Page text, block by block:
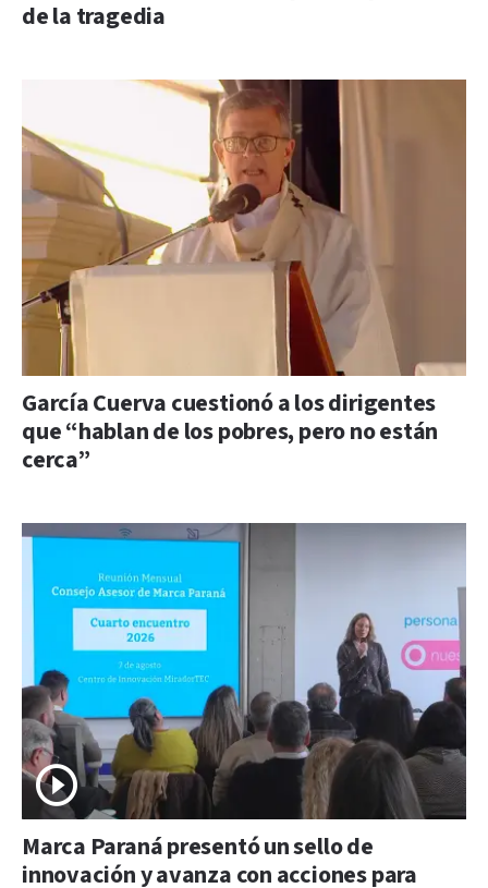
de la tragedia
García Cuerva cuestionó a los dirigentes
que “hablan de los pobres, pero no están
cerca”
Marca Paraná presentó un sello de
innovación y avanza con acciones para